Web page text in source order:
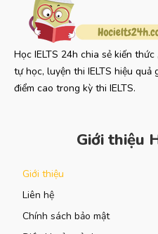
Học IELTS 24h chia sẻ kiến
tự học, luyện thi IELTS hiệu
điểm cao trong kỳ thi IELTS.
Giới thiệu
Giới thiệu
Liên hệ
Chính sách bảo mật